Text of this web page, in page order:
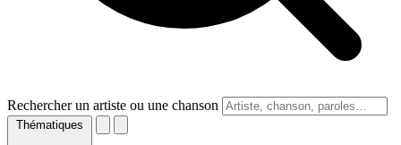
Rechercher un artiste ou une chanson
Thématiques